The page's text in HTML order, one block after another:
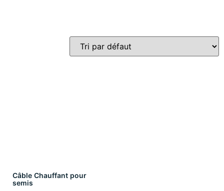
Câble Chauffant pour
semis